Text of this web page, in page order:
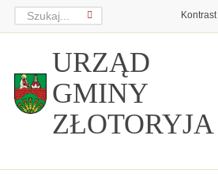
Kontrast
URZĄD
GMINY
ZŁOTORYJA